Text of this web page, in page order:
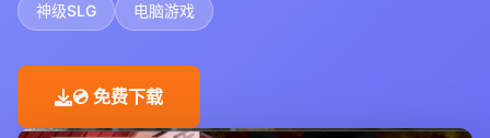
神级SLG 电脑游戏
💿 免费下载